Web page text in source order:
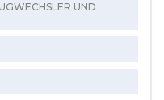
UND